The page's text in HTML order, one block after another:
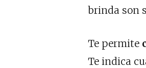
brinda son
Te permite
Te indica